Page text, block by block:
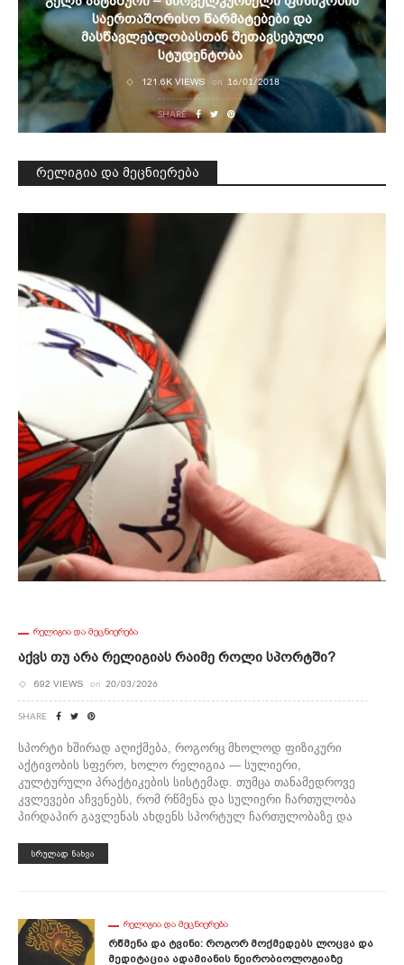
Საერთაშორისო Წარმატებები Და
Მასწავლებლობასთან Შეთავსებული
Სტუდენტობა
121.6K VIEWS on 16/01/2018
SHARE
რელიგია და მეცნიერება
ᲠᲔᲚᲘᲒᲘᲐ ᲓᲐ ᲛᲔᲪᲜᲘᲔᲠᲔᲑᲐ
Აქვს Თუ Არა Რელიგიას Რაიმე Როლი Სპორტში?
692 VIEWS on 20/03/2026
SHARE
სპორტი ხშირად აღიქმება, როგორც მხოლოდ ფიზიკური
აქტივობის სფერო, ხოლო რელიგია — სულიერი,
კულტურული პრაქტიკების სისტემად. თუმცა თანამედროვე
კვლევები აჩვენებს, რომ რწმენა და სულიერი ჩართულობა
პირდაპირ გავლენას ახდენს სპორტულ ჩართულობაზე და
ᲡᲠᲣᲚᲐᲓ ᲜᲐᲮᲕᲐ
ᲠᲔᲚᲘᲒᲘᲐ ᲓᲐ ᲛᲔᲪᲜᲘᲔᲠᲔᲑᲐ
Რწმენა Და Ტვინი: Როგორ Მოქმედებს Ლოცვა Და
Მედიტაცია Ადამიანის Ნეირობიოლოგიაზე